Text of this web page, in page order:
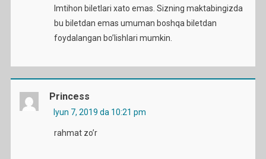
Imtihon biletlari xato emas. Sizning maktabingizda
bu biletdan emas umuman boshqa biletdan
foydalangan bo’lishlari mumkin.
Princess
Iyun 7, 2019 da 10:21 pm
rahmat zo’r